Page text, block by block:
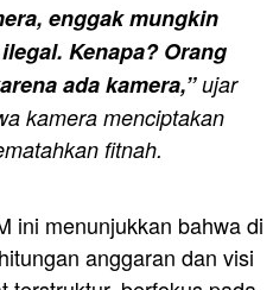
enggak mungkin
Kenapa? Orang
ada kamera,”ujar
kamera menciptakan
fitnah.
ini menunjukkan bahwa di
anggaran dan visi